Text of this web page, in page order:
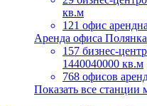
кв.м
121 офис
Аренда офиса Полянка
157 бизнес-
1440040000 кв.м
768 офисов
Показать все станции